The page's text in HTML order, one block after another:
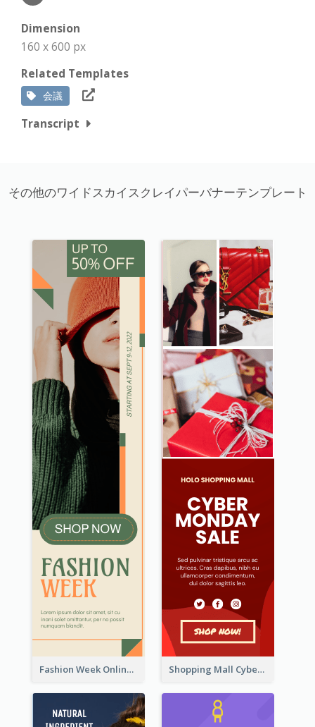
Dimension
160 x 600 px
Related Templates
会議
Transcript
その他のワイドスカイスクレイパーバナーテンプレート
Fashion Week Online Sale Skyscraper Banner Shopping Mall Cyber Monday Sale Wide Skyscraper Banner